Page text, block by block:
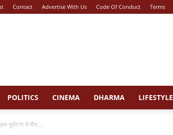
Contact Advertise With Us Code Of Conduct Terms
POLITICS CINEMA DHARMA LIFESTYLE
दुर्घटना में मौत,...